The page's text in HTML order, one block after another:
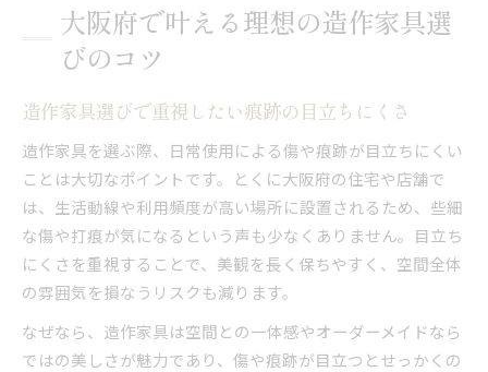
大阪府で叶える理想の造作家具選
びのコツ
造作家具選びで重視したい痕跡の目立ちにくさ
造作家具を選ぶ際、日常使用による傷や痕跡が目立ちにくい
ことは大切なポイントです。とくに大阪府の住宅や店舗で
は、生活動線や利用頻度が高い場所に設置されるため、些細
な傷や打痕が気になるという声も少なくありません。目立ち
にくさを重視することで、美観を長く保ちやすく、空間全体
の雰囲気を損なうリスクも減ります。
なぜなら、造作家具は空間との一体感やオーダーメイドなら
ではの美しさが魅力であり、傷や痕跡が目立つとせっかくの